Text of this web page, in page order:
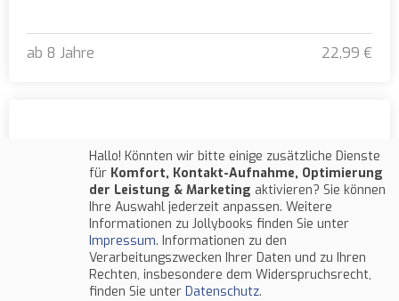
ab 8 Jahre 22,99 €
Hallo! Könnten wir bitte einige zusätzliche Dienste
für Komfort, Kontakt-Aufnahme, Optimierung
der Leistung & Marketing aktivieren? Sie können
Ihre Auswahl jederzeit anpassen. Weitere
Informationen zu Jollybooks finden Sie unter
Impressum. Informationen zu den
Verarbeitungszwecken Ihrer Daten und zu Ihren
Rechten, insbesondere dem Widerspruchsrecht,
finden Sie unter Datenschutz.